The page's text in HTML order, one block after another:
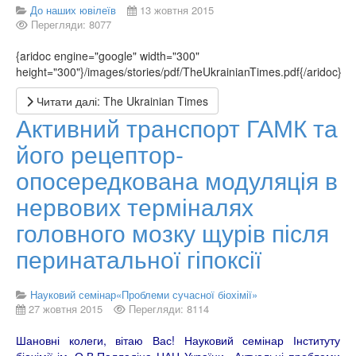
До наших ювілеїв
13 жовтня 2015
Перегляди: 8077
{aridoc engine="google" width="300"
height="300"}/images/stories/pdf/TheUkrainianTimes.pdf{/aridoc}
Читати далі: The Ukrainian Times
Активний транспорт ГАМК та
його рецептор-
опосередкована модуляція в
нервових терміналях
головного мозку щурів після
перинатальної гіпоксії
Науковий семінар«Проблеми сучасної біохімії»
27 жовтня 2015
Перегляди: 8114
Шановні колеги, вітаю Вас! Науковий семінар Інституту